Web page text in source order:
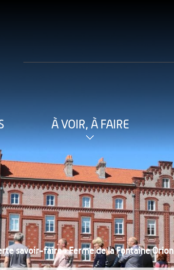
À VOIR, À FAIRE
savoir-faire›Ferme de la Fontaine Orion